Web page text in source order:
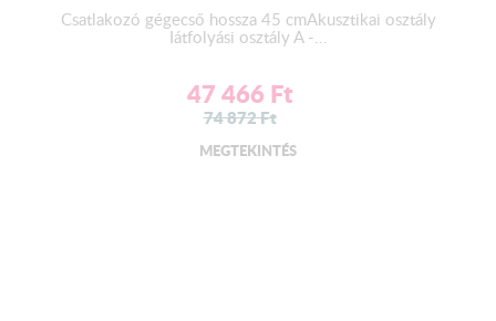
Csatlakozó gégecső hossza 45 cmAkusztikai osztály
Iátfolyási osztály A -...
47 466 Ft
74 872Ft
MEGTEKINTÉS